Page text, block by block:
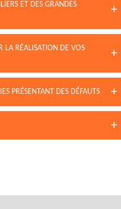
ET DES GRANDES
LA RÉALISATION DE VOS
PRÉSENTANT DES DÉFAUTS